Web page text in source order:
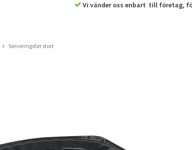
Vi vänder oss enbart till företag,
Serveringsfat stort